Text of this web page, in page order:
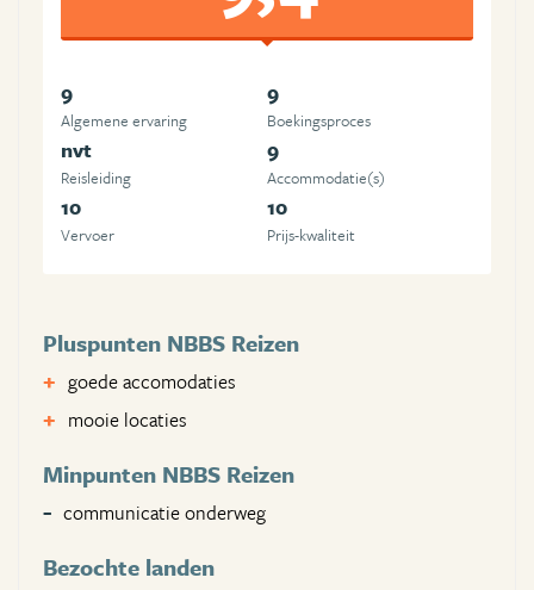
9
Algemene ervaring
9
Boekingsproces
nvt
Reisleiding
9
Accommodatie(s)
10
Vervoer
10
Prijs-kwaliteit
Pluspunten NBBS Reizen
goede accomodaties
mooie locaties
Minpunten NBBS Reizen
communicatie onderweg
Bezochte landen